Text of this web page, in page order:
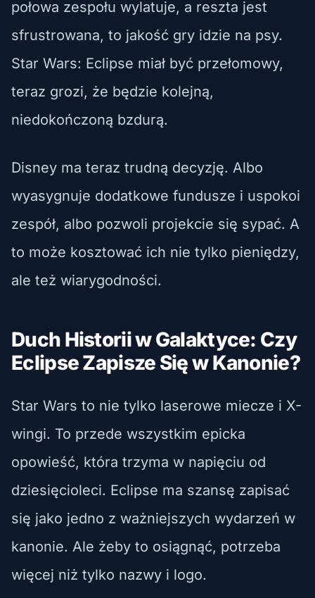
połowa zespołu wylatuje, a reszta jest
sfrustrowana, to jakość gry idzie na psy.
Star Wars: Eclipse miał być przełomowy,
teraz grozi, że będzie kolejną,
niedokończoną bzdurą.
Disney ma teraz trudną decyzję. Albo
wyasygnuje dodatkowe fundusze i uspokoi
zespół, albo pozwoli projekcie się sypać. A
to może kosztować ich nie tylko pieniędzy,
ale też wiarygodności.
Duch Historii w Galaktyce: Czy
Eclipse Zapisze Się w Kanonie?
Star Wars to nie tylko laserowe miecze i X-
wingi. To przede wszystkim epicka
opowieść, która trzyma w napięciu od
dziesięcioleci. Eclipse ma szansę zapisać
się jako jedno z ważniejszych wydarzeń w
kanonie. Ale żeby to osiągnąć, potrzeba
więcej niż tylko nazwy i logo.